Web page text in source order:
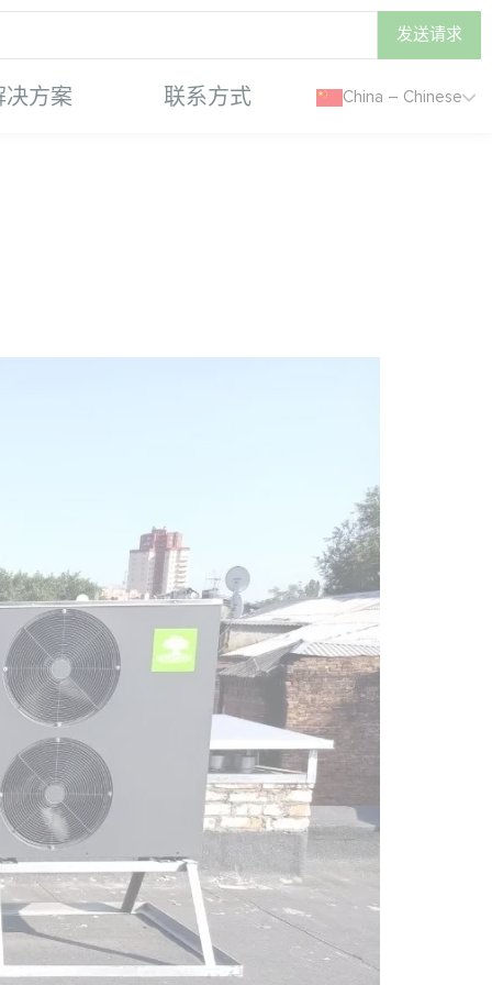
发送请求
决方案 联系方式 China – Chinese